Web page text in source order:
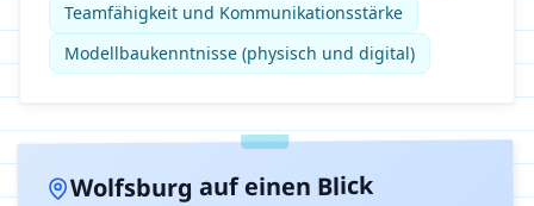
Teamfähigkeit und Kommunikationsstärke
Modellbaukenntnisse (physisch und digital)
Wolfsburg auf einen Blick